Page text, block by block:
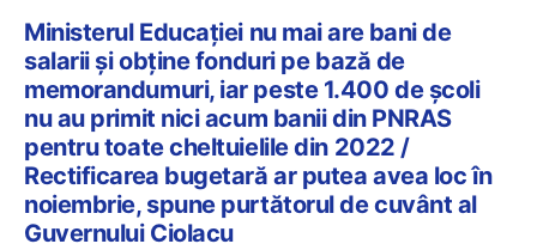
Ministerul Educației nu mai are bani de
salarii și obține fonduri pe bază de
memorandumuri, iar peste 1.400 de școli
nu au primit nici acum banii din PNRAS
pentru toate cheltuielile din 2022 /
Rectificarea bugetară ar putea avea loc în
noiembrie, spune purtătorul de cuvânt al
Guvernului Ciolacu